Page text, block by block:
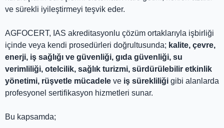
ve sürekli iyileştirmeyi teşvik eder.
AGFOCERT, IAS akreditasyonlu çözüm ortaklarıyla işbirliği
içinde veya kendi prosedürleri doğrultusunda; kalite, çevre,
enerji, iş sağlığı ve güvenliği, gıda güvenliği, su
verimliliği, otelcilik, sağlık turizmi, sürdürülebilir etkinlik
yönetimi, rüşvetle mücadele ve iş sürekliliği gibi alanlarda
profesyonel sertifikasyon hizmetleri sunar.
Bu kapsamda;